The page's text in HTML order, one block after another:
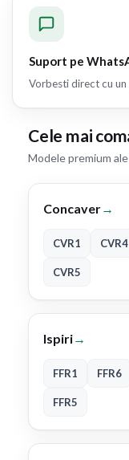
Suport pe
Vorbesti direct cu
Cele mai
Modele premium
Concaver→
CVR1 CVR4
CVR5
Ispiri→
FFR1 FFR6
FFR5